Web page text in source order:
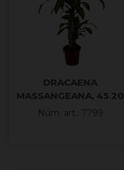
DRACAENA
MASSANGEANA, 45.20
M17- 70cm.
Núm. art.: 7799